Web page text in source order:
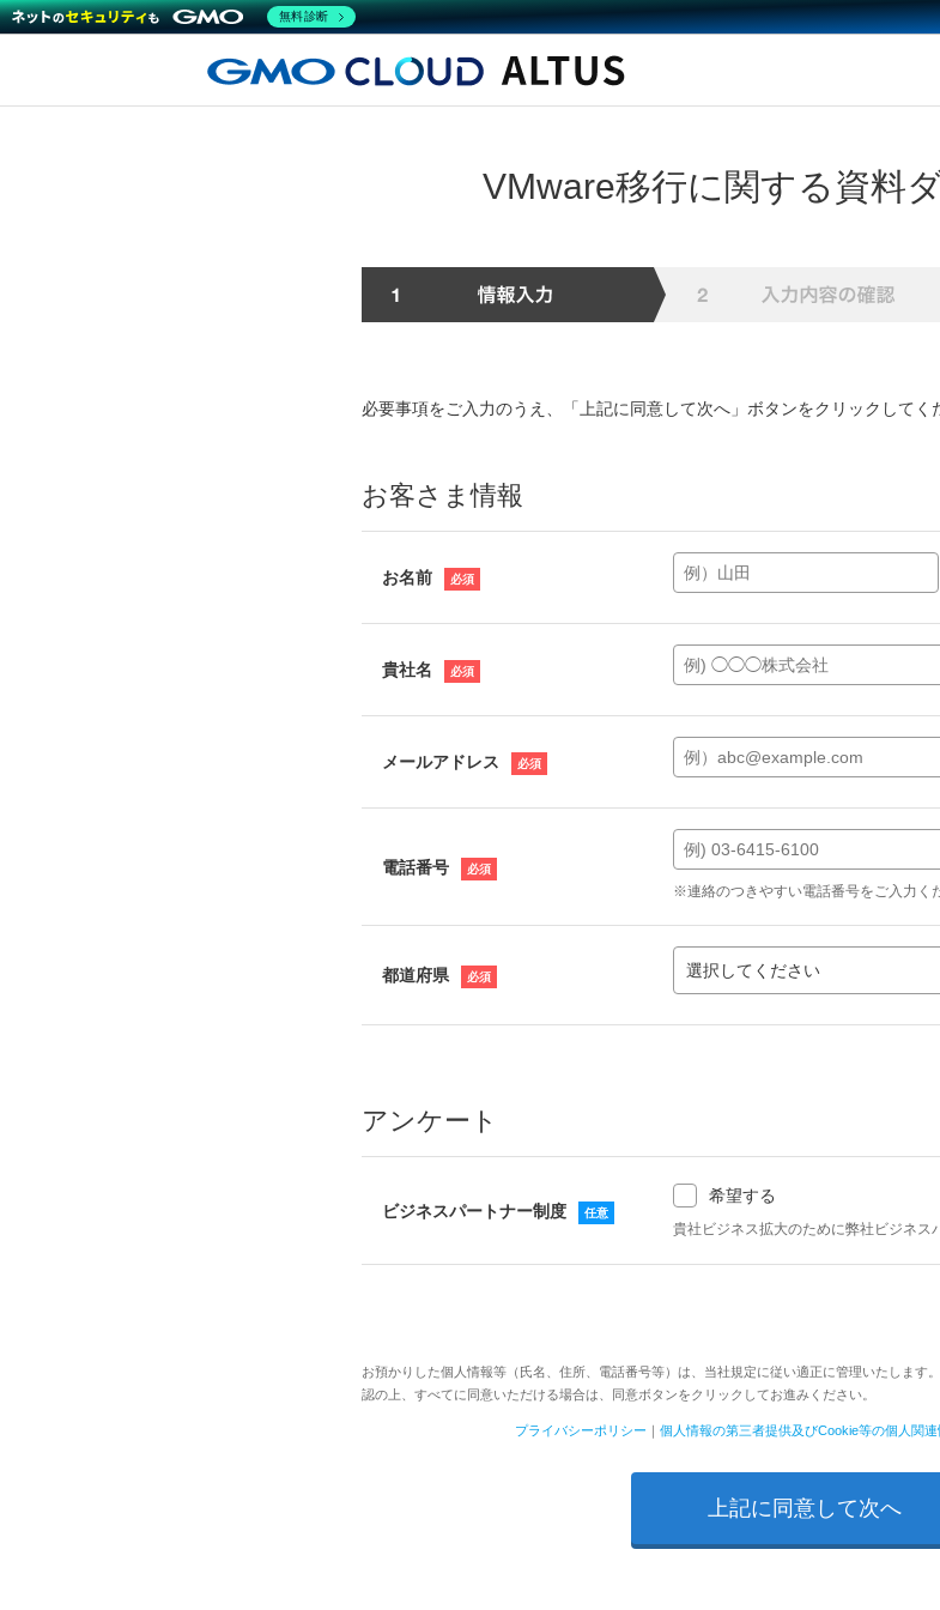
VMware移行に関する資料
必要事項をご入力のうえ、「上記に同意して次へ」ボタンをクリックしてく
お客さま情報
お名前
貴社名
メールアドレス
電話番号
※連絡のつきやすい電話番号をご入力く
都道府県
アンケート
ビジネスパートナー制度
希望する
貴社ビジネス拡大のために弊社ビジネス
お預かりした個人情報等（氏名、住所、電話番号等）は、当社規定に従い適正に管理いたします
認の上、すべてに同意いただける場合は、同意ボタンをクリックしてお進みください。
プライバシーポリシー ｜ 個人情報の第三者提供及びCookie等の個人関
無料診断